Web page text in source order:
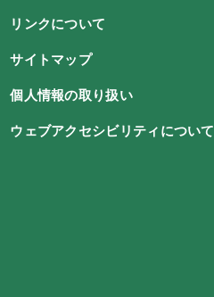
リンクについて
サイトマップ
個人情報の取り扱い
ウェブアクセシビリティについて